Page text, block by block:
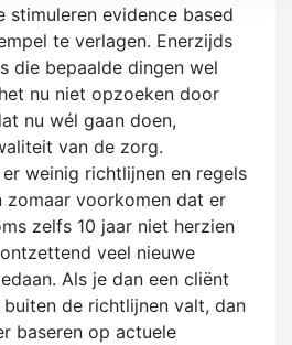
stimuleren evidence based
te verlagen. Enerzijds
die bepaalde dingen wel
nu niet opzoeken door
nu wél gaan doen,
van de zorg.
weinig richtlijnen en regels
zomaar voorkomen dat er
zelfs 10 jaar niet herzien
veel nieuwe
Als je dan een cliënt
de richtlijnen valt, dan
baseren op actuele